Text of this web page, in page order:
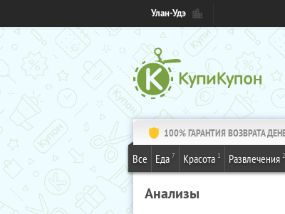
Улан-Удэ
100% ГАРАНТИЯ ВОЗВРАТА
Все Еда 7 Красота 1 Развлечения
Анализы